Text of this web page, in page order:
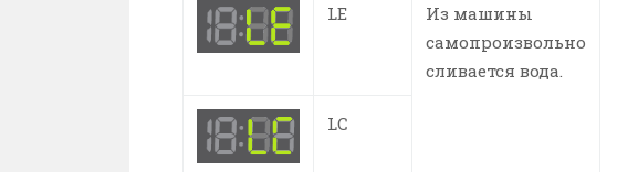
LE
Из машины
самопроизвольно
сливается вода.
LC